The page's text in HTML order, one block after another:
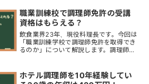
補助」などではなく「地方公務員」で
す。平均年収が700万円ほ...
職業訓練校で調理師免許の受講
資格はもらえる？
飲食業界23年、現役料理長です。今回は
「職業訓練学校で調理師免許を取得でき
るのか」について解説します。調理師の
の就職支援として「職業訓練」を実施し
ています。職業訓練の中...
ホテル調理師を10年経験してい